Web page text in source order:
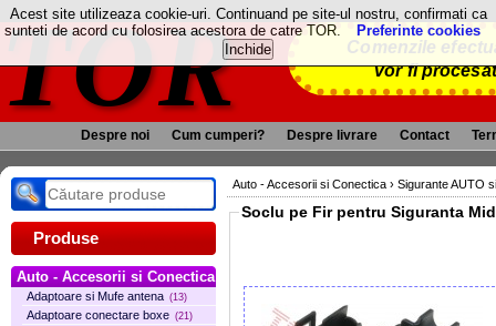
TOR
Comenzile
vor fi
Despre noi Cum cumperi? Despre livrare Contact
Produse
Auto - Accesorii si Conectica
Adaptoare si Mufe antena (13)
Adaptoare conectare boxe (21)
Auto - Accesorii si Conectica › Sigurante AUTO
Soclu pe Fir pentru Siguranta
Acest site utilizeaza cookie-uri. Continuand pe site-ul nostru, confirmati ca
sunteti de acord cu folosirea acestora de catre TOR.
Preferinte cookies